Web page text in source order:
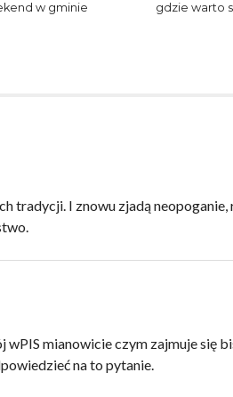
w gminie
gdzie warto
tradycji. I znowu zjadą neopoganie,
wPIS mianowicie czym zajmuje się
na to pytanie.